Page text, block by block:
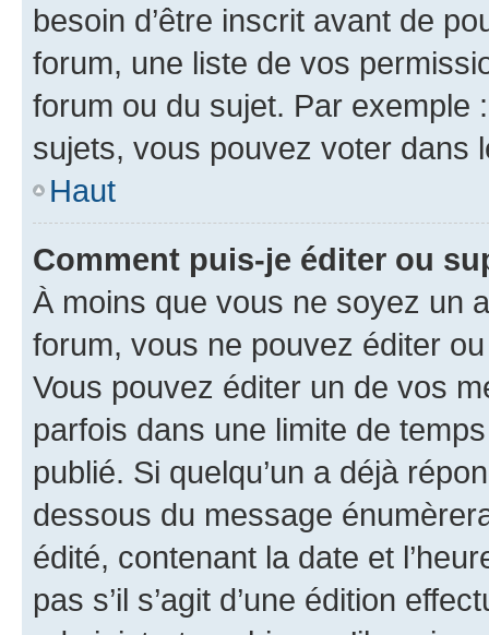
besoin d’être inscrit avant de
forum, une liste de vos
forum ou du sujet. Par exemple
sujets, vous pouvez voter dans
Haut
Comment puis-je éditer ou
À moins que vous ne soyez un
forum, vous ne pouvez éditer
Vous pouvez éditer un de vos
parfois dans une limite de
publié. Si quelqu’un a déjà
dessous du message
édité, contenant la date et
pas s’il s’agit d’une édition